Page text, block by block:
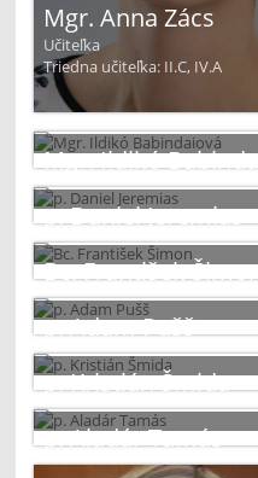
Mgr. Anna Zács
Učiteľka
Triedna učiteľka: II.C, IV.A
Mgr. Ildikó
Majsterka odbornej výchovy
p. Daniel Jeremias
Majster odbornej výchovy
Bc. František
Majster odbornej výchovy
p. Adam Pušš
Majster odbornej výchovy
p. Kristián Šmida
Majster odbornej výchovy
p. Aladár Tamás
Majster odbornej výchovy